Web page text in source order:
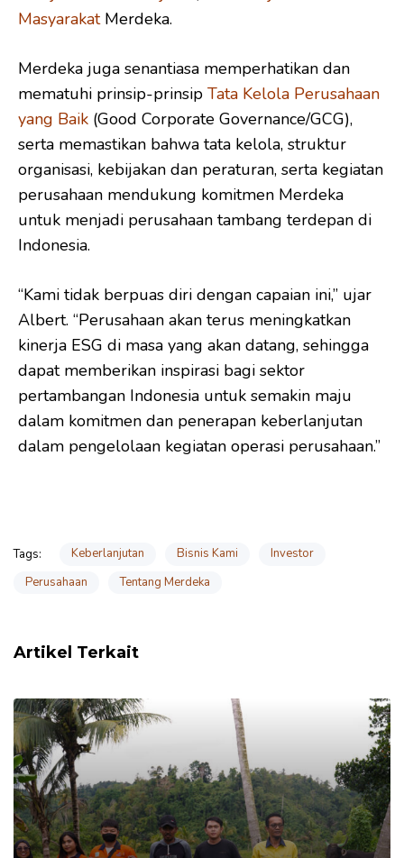
MasyarakatMerdeka.
Merdeka juga senantiasa memperhatikan dan
mematuhi prinsip-prinsip Tata Kelola Perusahaan
yang Baik (Good Corporate Governance/GCG),
serta memastikan bahwa tata kelola, struktur
organisasi, kebijakan dan peraturan, serta kegiatan
perusahaan mendukung komitmen Merdeka
untuk menjadi perusahaan tambang terdepan di
Indonesia.
“Kami tidak berpuas diri dengan capaian ini,” ujar
Albert. “Perusahaan akan terus meningkatkan
kinerja ESG di masa yang akan datang, sehingga
dapat memberikan inspirasi bagi sektor
pertambangan Indonesia untuk semakin maju
dalam komitmen dan penerapan keberlanjutan
dalam pengelolaan kegiatan operasi perusahaan.”
Tags: Keberlanjutan Bisnis Kami
Investor
Perusahaan
Tentang Merdeka
Artikel Terkait